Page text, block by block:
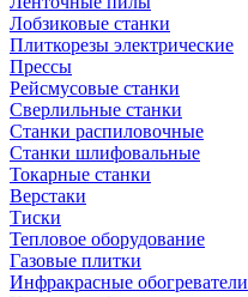
Лобзиковые станки
Плиткорезы электрические
Прессы
Рейсмусовые станки
Сверлильные станки
Станки распиловочные
Станки шлифовальные
Токарные станки
Верстаки
Тиски
Тепловое оборудование
Газовые плитки
Инфракрасные обогреватели